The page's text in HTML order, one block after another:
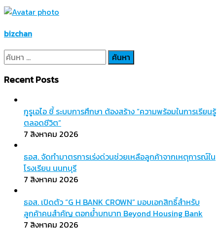
bizchan
ค้นหา
สำหรับ:
Recent Posts
กูรูเอไอ ชี้ ระบบการศึกษา ต้องสร้าง “ความพร้อมในการเรียนรู้
ตลอดชีวิต”
7 สิงหาคม 2026
ธอส. จัดทำมาตรการเร่งด่วนช่วยเหลือลูกค้าจากเหตุการณ์ใน
โรงเรียน นนทบุรี
7 สิงหาคม 2026
ธอส. เปิดตัว “G H BANK CROWN” มอบเอกสิทธิ์สำหรับ
ลูกค้าคนสำคัญ ตอกย้ำบทบาท Beyond Housing Bank
7 สิงหาคม 2026